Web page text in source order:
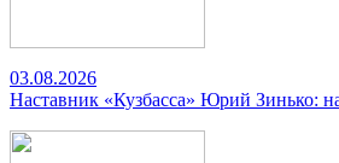
03.08.2026
Наставник «Кузбасса» Юрий Зинько: